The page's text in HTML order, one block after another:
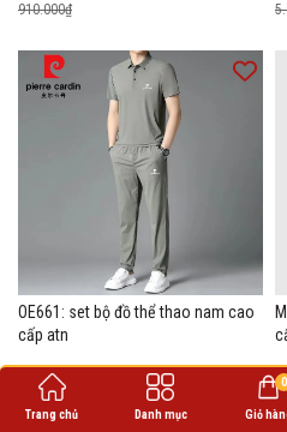
910.000₫
OE661: set bộ đồ thể thao nam cao
cấp atn
1.030.000₫
1.440.000₫
Trang chủ Danh mục Giỏ
0